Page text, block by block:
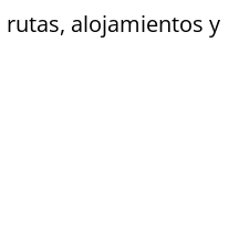
alojamientos y